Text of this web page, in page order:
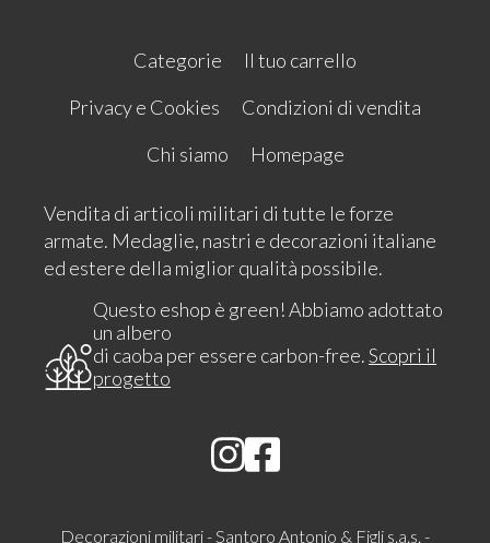
Categorie
Il tuo carrello
Privacy e Cookies
Condizioni di vendita
Chi siamo
Homepage
Vendita di articoli militari di tutte le forze
armate. Medaglie, nastri e decorazioni italiane
ed estere della miglior qualità possibile.
Questo eshop è green! Abbiamo adottato
un albero
di caoba per essere carbon-free.Scopri il
progetto
Decorazioni militari - Santoro Antonio & Figli s.a.s. -